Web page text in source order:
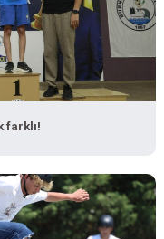
farklı!